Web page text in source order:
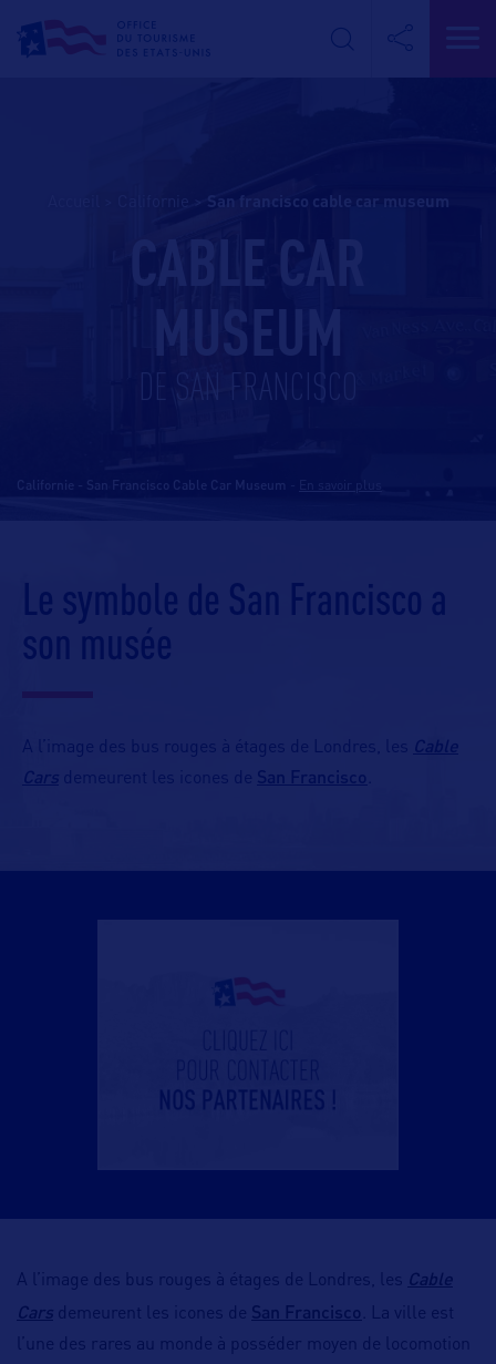
san francisco cable car museum
CABLE CAR
MUSEUM
DE SAN FRANCISCO
Californie - San Francisco Cable Car Museum
Le symbole de San Francisco a
son musée
A l’image des bus rouges à étages de Londres, les Cable
Cars demeurent les icones de San Francisco
A l’image des bus rouges à étages de Londres, les Cable
Cars demeurent les icones de San Francisco
. La ville est
l’une des rares au monde à posséder moyen de locomotion